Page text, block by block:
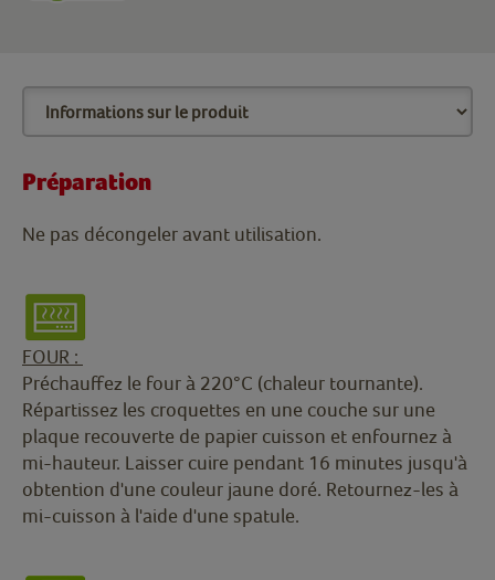
Préparation
Ne pas décongeler avant utilisation.
FOUR :
Préchauffez le four à 220°C (chaleur tournante).
Répartissez les croquettes en une couche sur une
plaque recouverte de papier cuisson et enfournez à
mi-hauteur. Laisser cuire pendant 16 minutes jusqu'à
obtention d'une couleur jaune doré. Retournez-les à
mi-cuisson à l'aide d'une spatule.